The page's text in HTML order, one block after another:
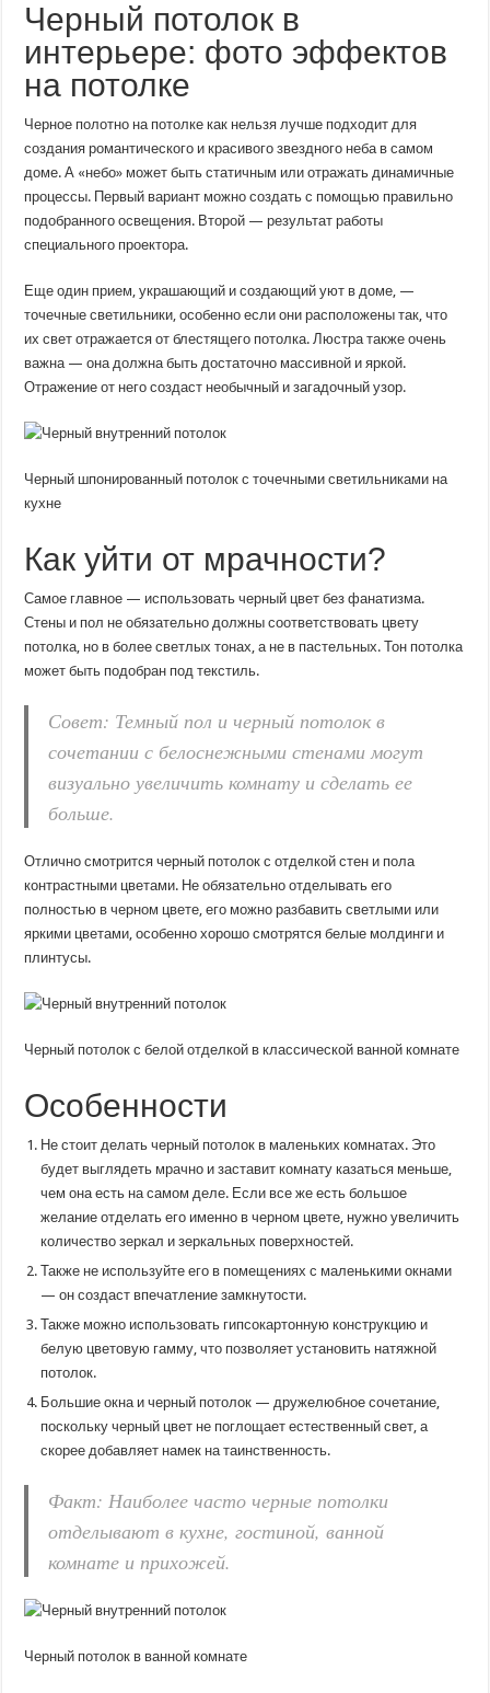
Черный потолок в
интерьере: фото эффектов
на потолке
Черное полотно на потолке как нельзя лучше подходит для
создания романтического и красивого звездного неба в самом
доме. А «небо» может быть статичным или отражать динамичные
процессы. Первый вариант можно создать с помощью правильно
подобранного освещения. Второй — результат работы
специального проектора.
Еще один прием, украшающий и создающий уют в доме, —
точечные светильники, особенно если они расположены так, что
их свет отражается от блестящего потолка. Люстра также очень
важна — она должна быть достаточно массивной и яркой.
Отражение от него создаст необычный и загадочный узор.
Черный шпонированный потолок с точечными светильниками на
кухне
Как уйти от мрачности?
Самое главное — использовать черный цвет без фанатизма.
Стены и пол не обязательно должны соответствовать цвету
потолка, но в более светлых тонах, а не в пастельных. Тон потолка
может быть подобран под текстиль.
Совет: Темный пол и черный потолок в
сочетании с белоснежными стенами могут
визуально увеличить комнату и сделать ее
больше.
Отлично смотрится черный потолок с отделкой стен и пола
контрастными цветами. Не обязательно отделывать его
полностью в черном цвете, его можно разбавить светлыми или
яркими цветами, особенно хорошо смотрятся белые молдинги и
плинтусы.
Черный потолок с белой отделкой в классической ванной комнате
Особенности
Не стоит делать черный потолок в маленьких комнатах. Это
будет выглядеть мрачно и заставит комнату казаться меньше,
чем она есть на самом деле. Если все же есть большое
желание отделать его именно в черном цвете, нужно увеличить
количество зеркал и зеркальных поверхностей.
Также не используйте его в помещениях с маленькими окнами
— он создаст впечатление замкнутости.
Также можно использовать гипсокартонную конструкцию и
белую цветовую гамму, что позволяет установить натяжной
потолок.
Большие окна и черный потолок — дружелюбное сочетание,
поскольку черный цвет не поглощает естественный свет, а
скорее добавляет намек на таинственность.
Факт: Наиболее часто черные потолки
отделывают в кухне, гостиной, ванной
комнате и прихожей.
Черный потолок в ванной комнате